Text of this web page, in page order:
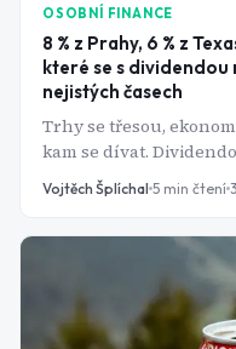
OSOBNÍ FINANCE
8 % z Prahy, 6 % z
které se s dividendou
nejistých časech
Trhy se třesou,
kam se dívat.
firma vám prostě
dělá kurz. Tady je
Vojtěch Šplíchal 5 min čtení